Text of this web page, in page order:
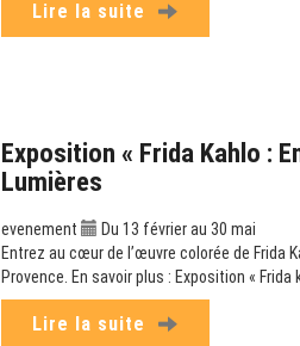
Lire la suite
Exposition « Frida Kahlo :
Lumières
evenement
Du 13 février au 30 mai
Entrez au cœur de l’œuvre colorée de Frida
Provence. En savoir plus : Exposition «
Lire la suite